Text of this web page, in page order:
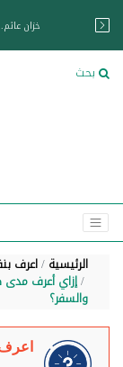
خزان
بحث
الرئيسية اعرف
والسفر؟